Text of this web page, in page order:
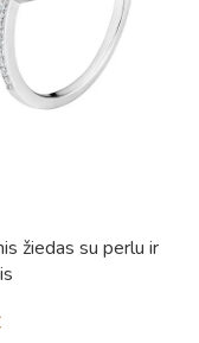
žiedas su perlu ir